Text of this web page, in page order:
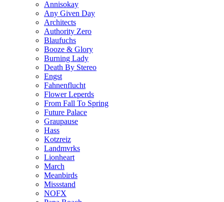
Annisokay
Any Given Day
Architects
Authority Zero
Blaufuchs
Booze & Glory
Burning Lady
Death By Stereo
Engst
Fahnenflucht
Flower Leperds
From Fall To Spring
Future Palace
Graupause
Hass
Kotzreiz
Landmvrks
Lionheart
March
Meanbirds
Missstand
NOFX